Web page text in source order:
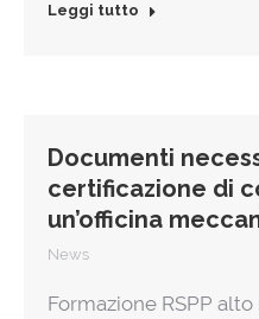
Leggi tutto
Documenti
certificazione di
un’officina
News
Formazione RSPP